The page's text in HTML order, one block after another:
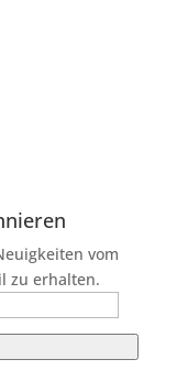
vom
zu erhalten.